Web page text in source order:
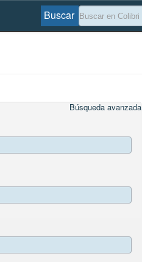
Buscar
Búsqueda avanzada